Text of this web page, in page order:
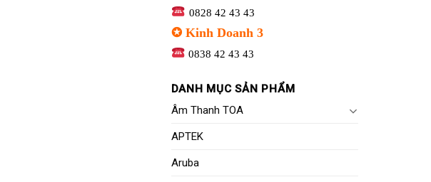
0828 42 43 43
✪ Kinh Doanh 3
0838 42 43 43
DANH MỤC SẢN PHẨM
Âm Thanh TOA
APTEK
Aruba